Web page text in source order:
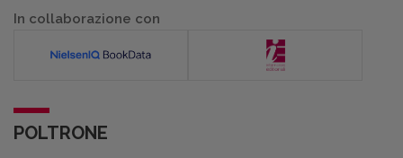
In collaborazione con
POLTRONE